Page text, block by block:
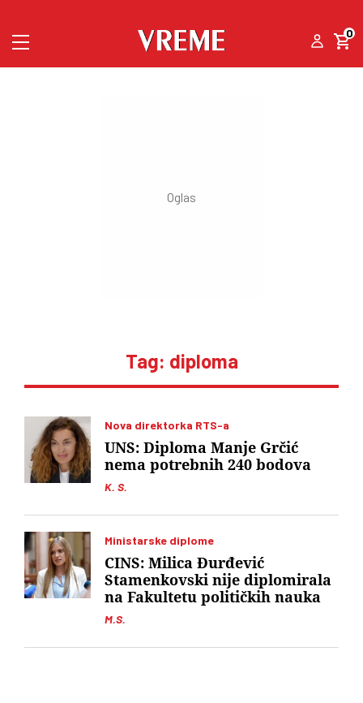
0
Tag: diploma
Nova direktorka RTS-a
K. S.
UNS: Diploma Manje Grčić
nema potrebnih 240 bodova
Ministarske diplome
M.S.
CINS: Milica Đurđević
Stamenkovski nije diplomirala
na Fakultetu političkih nauka